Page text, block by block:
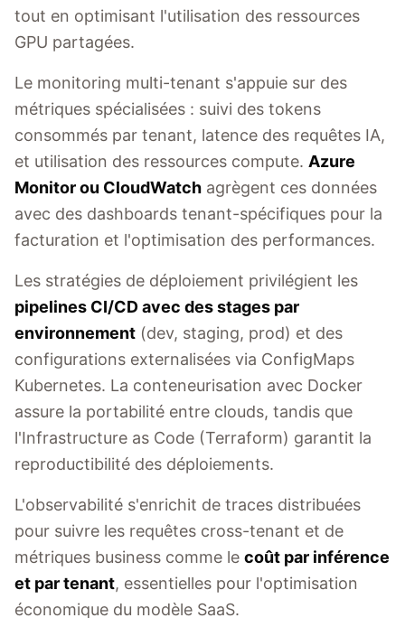
tout en optimisant l'utilisation des ressources
GPU partagées.
Le monitoring multi-tenant s'appuie sur des
métriques spécialisées : suivi des tokens
consommés par tenant, latence des requêtes IA,
et utilisation des ressources compute. Azure
Monitor ou CloudWatch agrègent ces données
avec des dashboards tenant-spécifiques pour la
facturation et l'optimisation des performances.
Les stratégies de déploiement privilégient les
pipelines CI/CD avec des stages par
environnement (dev, staging, prod) et des
configurations externalisées via ConfigMaps
Kubernetes. La conteneurisation avec Docker
assure la portabilité entre clouds, tandis que
l'Infrastructure as Code (Terraform) garantit la
reproductibilité des déploiements.
L'observabilité s'enrichit de traces distribuées
pour suivre les requêtes cross-tenant et de
métriques business comme le coût par inférence
et par tenant, essentielles pour l'optimisation
économique du modèle SaaS.